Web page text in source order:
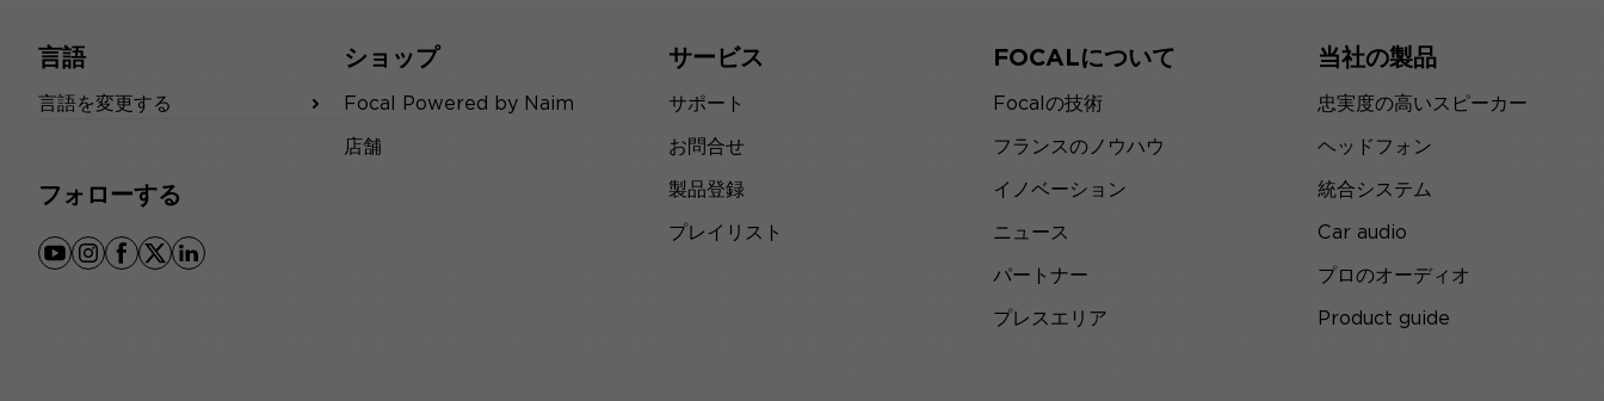
言語
言語を変更する
フォローする
youtube
instagram
facebook
x linkedin
ショップ
Focal Powered by Naim
店舗
サービス
サポート
お問合せ
製品登録
プレイリスト
FOCALについて
Focalの技術
フランスのノウハウ
イノベーション
ニュース
パートナー
プレスエリア
当社の製品
忠実度の高いスピーカー
ヘッドフォン
統合システム
Car audio
プロのオーディオ
Product guide